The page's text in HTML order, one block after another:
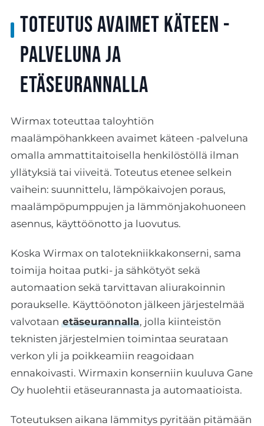
Toteutus avaimet käteen -
palveluna ja
etäseurannalla
Wirmax toteuttaa taloyhtiön
maalämpöhankkeen avaimet käteen -palveluna
omalla ammattitaitoisella henkilöstöllä ilman
yllätyksiä tai viiveitä. Toteutus etenee selkein
vaihein: suunnittelu, lämpökaivojen poraus,
maalämpöpumppujen ja lämmönjakohuoneen
asennus, käyttöönotto ja luovutus.
Koska Wirmax on talotekniikkakonserni, sama
toimija hoitaa putki- ja sähkötyöt sekä
automaation sekä tarvittavan aliurakoinnin
poraukselle. Käyttöönoton jälkeen järjestelmää
valvotaan etäseurannalla, jolla kiinteistön
teknisten järjestelmien toimintaa seurataan
verkon yli ja poikkeamiin reagoidaan
ennakoivasti. Wirmaxin konserniin kuuluva Gane
Oy huolehtii etäseurannasta ja automaatioista.
Toteutuksen aikana lämmitys pyritään pitämään